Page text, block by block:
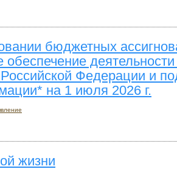
бюджетных
деятельности
Федерации и
на 1 июля 2026 г.
жизни